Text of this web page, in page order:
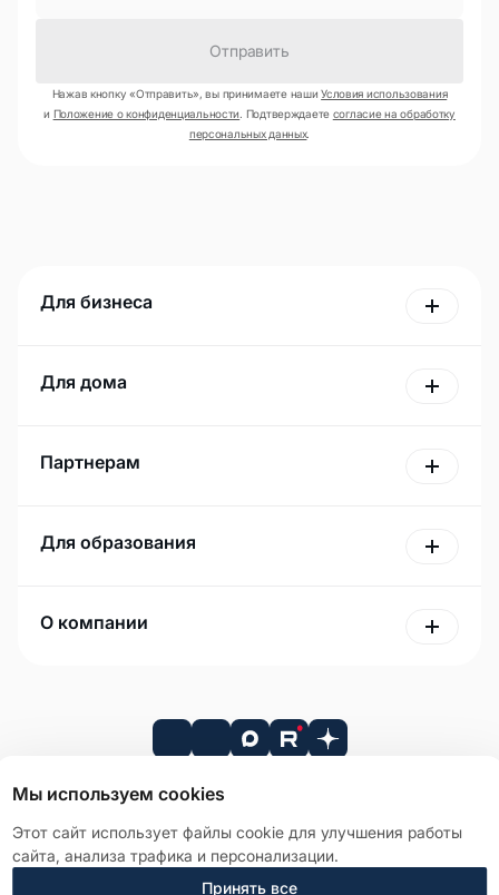
Отправить
Нажав кнопку «Отправить», вы принимаете нашиУсловия использования
и Положение о конфиденциальности . Подтверждаете согласие на обработку
персональных данных.
Для бизнеса
Для дома
Партнерам
Для образования
О компании
Сводная ведомость СОУТ
Лицензионное соглашение
Мы используем cookies
Этот сайт использует файлы cookie для улучшения работы
сайта, анализа трафика и персонализации.
Принять все